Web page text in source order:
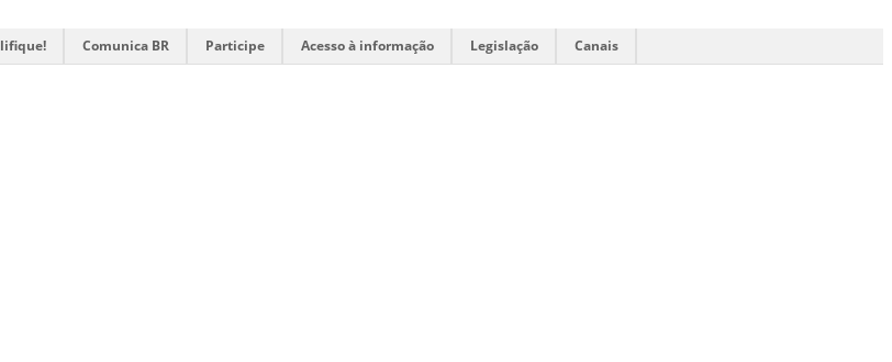
Comunica BR Participe Acesso à informação Legislação Canais